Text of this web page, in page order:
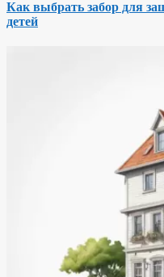
Как выбрать забор для
детей